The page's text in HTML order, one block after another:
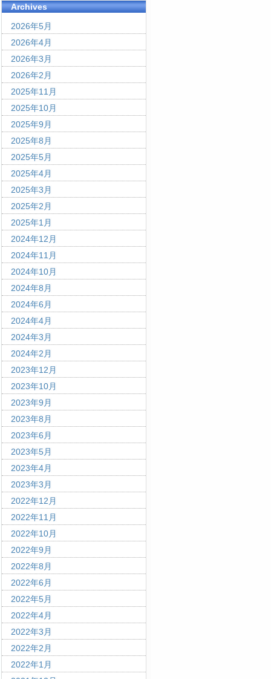
Archives
2026年5月
2026年4月
2026年3月
2026年2月
2025年11月
2025年10月
2025年9月
2025年8月
2025年5月
2025年4月
2025年3月
2025年2月
2025年1月
2024年12月
2024年11月
2024年10月
2024年8月
2024年6月
2024年4月
2024年3月
2024年2月
2023年12月
2023年10月
2023年9月
2023年8月
2023年6月
2023年5月
2023年4月
2023年3月
2022年12月
2022年11月
2022年10月
2022年9月
2022年8月
2022年6月
2022年5月
2022年4月
2022年3月
2022年2月
2022年1月